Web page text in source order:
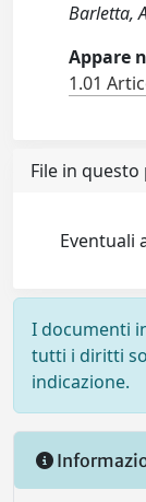
Barletta,
Appare
1.01
File in
Eventuali
I documenti
tutti i diritti
indicazione.